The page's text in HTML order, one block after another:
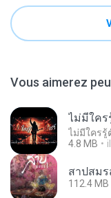
Vous aimerez
4.8 MB
สาปสมร
112.4 MB